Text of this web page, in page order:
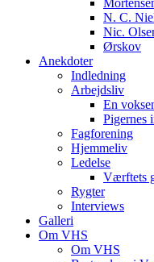
N. C.
Nic.
Ørskov
Anekdoter
Indledning
Arbejdsliv
En
Pigernes
Fagforening
Hjemmeliv
Ledelse
Værftets
Rygter
Interviews
Galleri
Om VHS
Om VHS